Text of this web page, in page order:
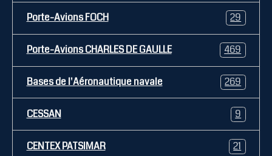
Porte-Avions FOCH 29
Porte-Avions CHARLES DE GAULLE 469
Bases de l'Aéronautique navale 269
CESSAN 9
CENTEX PATSIMAR 21